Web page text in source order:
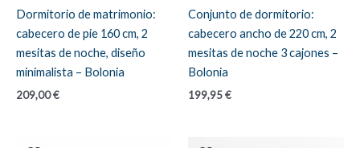
Dormitorio de matrimonio:
cabecero de pie 160 cm, 2
mesitas de noche, diseño
minimalista – Bolonia
209,00€
Conjunto de dormitorio:
cabecero ancho de 220 cm, 2
mesitas de noche 3 cajones –
Bolonia
199,95€